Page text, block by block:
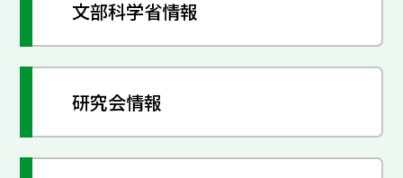
文部科学省情報
研究会情報